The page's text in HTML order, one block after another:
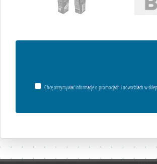
Chcę otrzymywać informacje o promocjach i nowościach w